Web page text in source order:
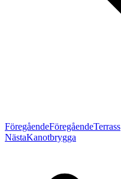
FöregåendeFöregåendeTerrass
NästaKanotbrygga